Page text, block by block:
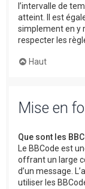
l’intervalle de
atteint. Il est
simplement en y
respecter les
Haut
Mise en
Que sont les
Le BBCode est
offrant un large
d’un message.
utiliser les